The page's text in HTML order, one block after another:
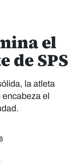
el
de SPS
la atleta
el